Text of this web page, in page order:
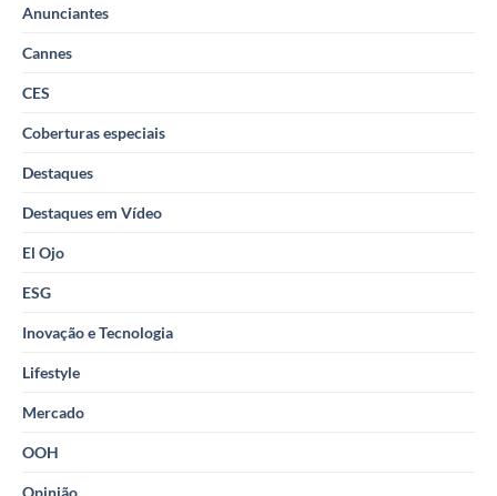
Anunciantes
Cannes
CES
Coberturas especiais
Destaques
Destaques em Vídeo
El Ojo
ESG
Inovação e Tecnologia
Lifestyle
Mercado
OOH
Opinião